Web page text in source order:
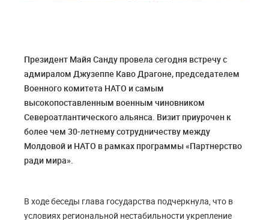
Президент Майя Санду провела сегодня встречу с
адмиралом Джузеппе Каво Драгоне, председателем
Военного комитета НАТО и самым
высокопоставленным военным чиновником
Североатлантического альянса. Визит приурочен к
более чем 30-летнему сотрудничеству между
Молдовой и НАТО в рамках программы «Партнерство
ради мира».
В ходе беседы глава государства подчеркнула, что в
условиях региональной нестабильности укрепление